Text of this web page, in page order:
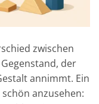
zwischen
der
annimmt. Ein
anzusehen: